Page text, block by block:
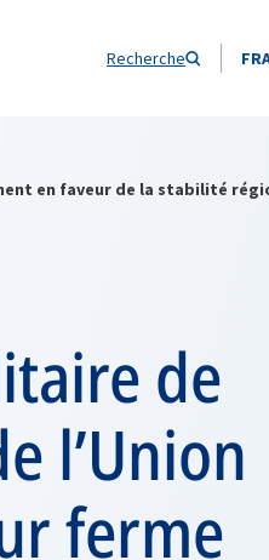
Recherche
en faveur de la stabilité
de
l’Union
ferme